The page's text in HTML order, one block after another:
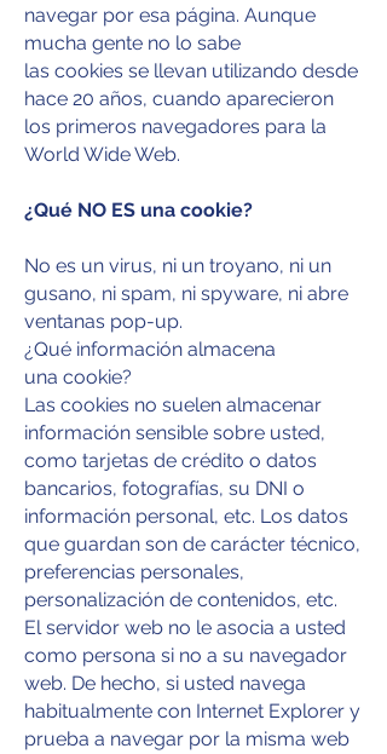
navegar por esa página. Aunque
mucha gente no lo sabe
las cookies se llevan utilizando desde
hace 20 años, cuando aparecieron
los primeros navegadores para la
World Wide Web.
¿Qué NO ES una cookie?
No es un virus, ni un troyano, ni un
gusano, ni spam, ni spyware, ni abre
ventanas pop-up.
¿Qué información almacena
una cookie?
Las cookies no suelen almacenar
información sensible sobre usted,
como tarjetas de crédito o datos
bancarios, fotografías, su DNI o
información personal, etc. Los datos
que guardan son de carácter técnico,
preferencias personales,
personalización de contenidos, etc.
El servidor web no le asocia a usted
como persona si no a su navegador
web. De hecho, si usted navega
habitualmente con Internet Explorer y
prueba a navegar por la misma web